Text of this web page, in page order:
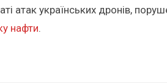
атак українських дронів,
нафти.